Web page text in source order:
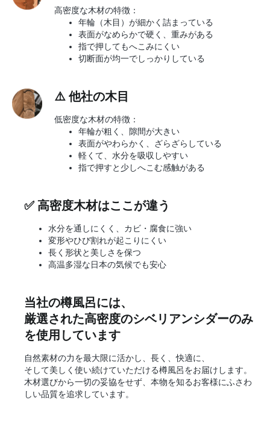
高密度な木材の特徴：
年輪（木目）が細かく詰まっている
表面がなめらかで硬く、重みがある
指で押してもへこみにくい
切断面が均一でしっかりしている
⚠️ 他社の木目
低密度な木材の特徴：
年輪が粗く、隙間が大きい
表面がやわらかく、ざらざらしている
軽くて、水分を吸収しやすい
指で押すと少しへこむ感触がある
✅ 高密度木材はここが違う
水分を通しにくく、カビ・腐食に強い
変形やひび割れが起こりにくい
長く形状と美しさを保つ
高温多湿な日本の気候でも安心
当社の樽風呂には、
厳選された高密度のシベリアンシダーのみ
を使用しています
自然素材の力を最大限に活かし、長く、快適に、
そして美しく使い続けていただける樽風呂をお届けします。
木材選びから一切の妥協をせず、本物を知るお客様にふさわ
しい品質を追求しています。